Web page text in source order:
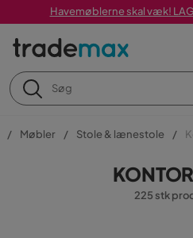
Havemøblerne skal væk!
Møbler Stole & lænestole
225 stk